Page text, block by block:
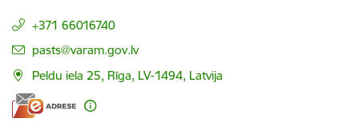
+371 66016740
E-pasts:
pasts@varam.gov.lv
Peldu iela 25, Rīga, LV-1494, Latvija